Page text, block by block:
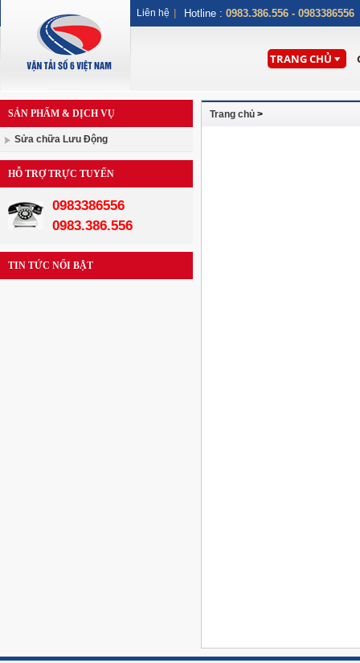
TRANG CHỦ
SẢN PHẨM & DỊCH VỤ
Sửa chữa Lưu Động
HỖ TRỢ TRỰC TUYẾN
0983386556
0983.386.556
TIN TỨC NỔI BẬT
Trang chủ >
Liên hệ Hotline : 0983.386.556 - 0983386556